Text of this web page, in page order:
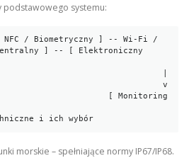
podstawowego systemu:
] -- [ Elektroniczny
v
i ich wybór
morskie – spełniające normy IP67/IP68.